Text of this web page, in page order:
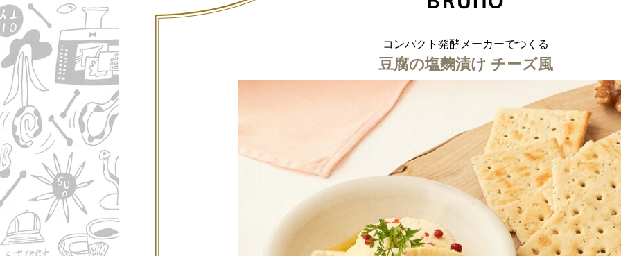
ボディケア
more
トラベル小物
ベビー・キッズアイテム
おもちゃ・トイ
その他ベビー・キッズアイテム
コンパクト発酵メーカーでつくる
豆腐の塩麴漬け チーズ風